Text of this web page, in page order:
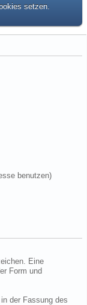
setzen.
benutzen)
Eine
Form und
der Fassung des